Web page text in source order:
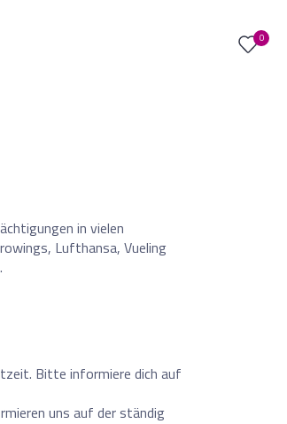
0
in vielen
Lufthansa, Vueling
Bitte informiere dich auf
uns auf der ständig